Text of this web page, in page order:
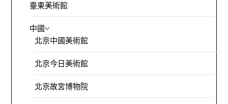
臺東美術館
中國
北京中國美術館
北京今日美術館
北京故宮博物院